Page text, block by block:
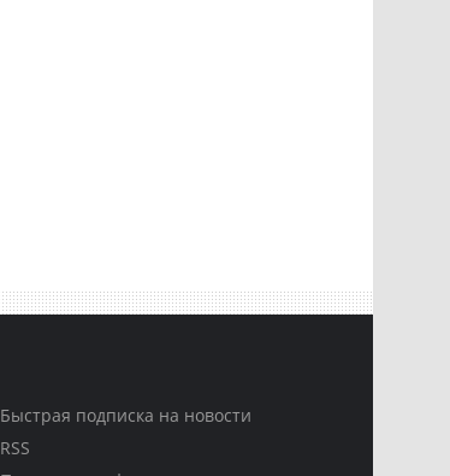
Быстрая подписка на новости
RSS